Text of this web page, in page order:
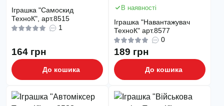
Іграшка "Самоскид
ТехноК", арт.8515
1
164 грн
До кошика
В наявності
Іграшка "Навантажувач
ТехноК" арт.8577
0
189 грн
До кошика